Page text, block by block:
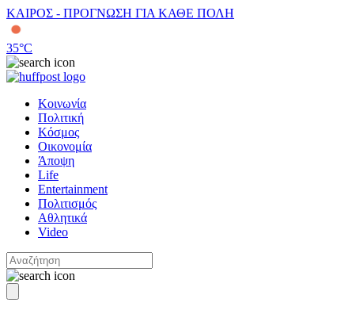
ΚΑΙΡΟΣ - ΠΡΟΓΝΩΣΗ ΓΙΑ ΚΑΘΕ ΠΟΛΗ
35°C
Κοινωνία
Πολιτική
Κόσμος
Οικονομία
Άποψη
Life
Entertainment
Πολιτισμός
Αθλητικά
Video